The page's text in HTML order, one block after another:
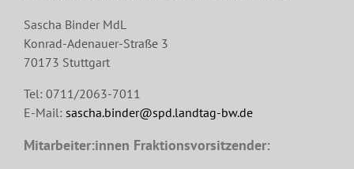
Sascha Binder MdL
Konrad-Adenauer-Straße 3
70173 Stuttgart
Tel: 0711/2063-7011
E-Mail: sascha.binder@spd.landtag-bw.de
Mitarbeiter:innen Fraktionsvorsitzender: